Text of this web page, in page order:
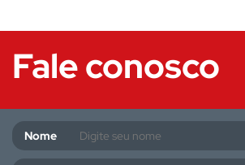
Fale conosco
Nome